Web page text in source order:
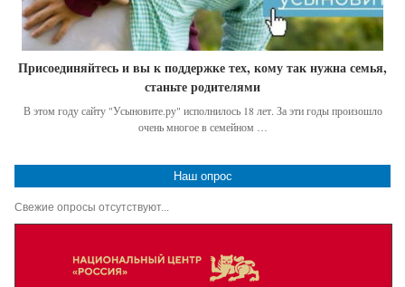
Присоединяйтесь и вы к поддержке тех, кому так нужна семья,
станьте родителями
В этом году сайту "Усыновите.ру" исполнилось 18 лет. За эти годы произошло
очень многое в семейном …
Наш опрос
Свежие опросы отсутствуют...